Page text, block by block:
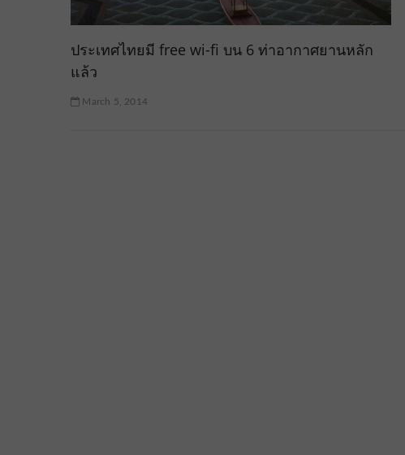
ประเทศไทยมี free wi-fi บน 6 ท่าอากาศยานหลัก
แล้ว
March 5, 2014